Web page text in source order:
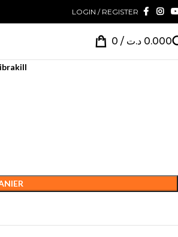
LOGIN / REGISTER
0 / 0.000 د.ت